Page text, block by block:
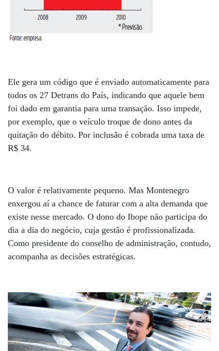
Ele gera um código que é enviado automaticamente para
todos os 27 Detrans do País, indicando que aquele bem
foi dado em garantia para uma transação. Isso impede,
por exemplo, que o veículo troque de dono antes da
quitação do débito. Por inclusão é cobrada uma taxa de
R$ 34.
O valor é relativamente pequeno. Mas Montenegro
enxergou aí a chance de faturar com a alta demanda que
existe nesse mercado. O dono do Ibope não participa do
dia a dia do negócio, cuja gestão é profissionalizada.
Como presidente do conselho de administração, contudo,
acompanha as decisões estratégicas.